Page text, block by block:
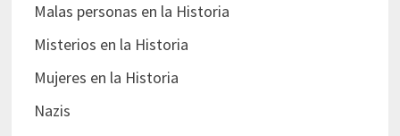
Malas personas en la Historia
Misterios en la Historia
Mujeres en la Historia
Nazis